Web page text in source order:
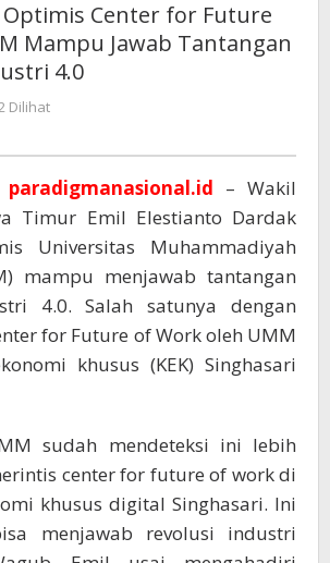
Center for Future
Mampu Jawab Tantangan
4.0
Dilihat
paradigmanasional.id – Wakil
Timur Emil Elestianto Dardak
Universitas Muhammadiyah
mampu menjawab tantangan
4.0. Salah satunya dengan
for Future of Work oleh UMM
khusus (KEK) Singhasari
sudah mendeteksi ini lebih
center for future of work di
khusus digital Singhasari. Ini
menjawab revolusi industri